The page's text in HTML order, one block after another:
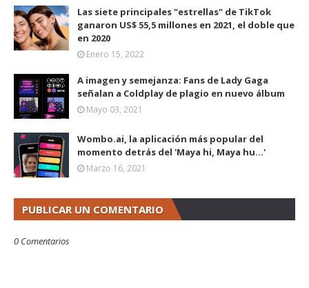
Las siete principales "estrellas" de TikTok
ganaron US$ 55,5 millones en 2021, el doble que
en 2020
Enero 15, 2022
A imagen y semejanza: Fans de Lady Gaga
señalan a Coldplay de plagio en nuevo álbum
Mayo 03, 2021
Wombo.ai, la aplicación más popular del
momento detrás del 'Maya hi, Maya hu...'
Marzo 16, 2021
PUBLICAR UN COMENTARIO
0 Comentarios